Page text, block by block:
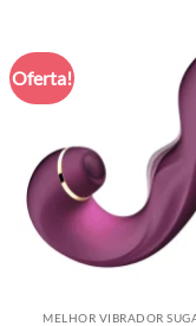
Oferta!
MELHOR VIBRADOR